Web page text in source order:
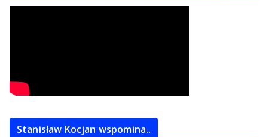
Stanisław Kocjan wspomina..